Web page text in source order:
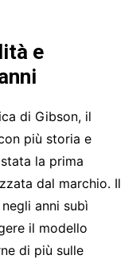
e
di Gibson, il
più storia e
la prima
dal marchio. Il
anni subì
il modello
di più sulle